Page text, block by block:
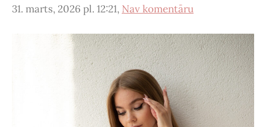
31. marts, 2026 pl. 12:21, Nav komentāru